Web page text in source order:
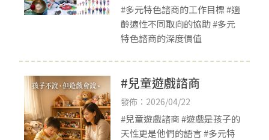
#多元特色諮商的工作目標 #適
齡適性不同取向的協助 #多元
特色諮商的深度價值
#兒童遊戲諮商
發佈：2026/04/22
#兒童遊戲諮商 #遊戲是孩子的
天性更是他們的語言 #多元特